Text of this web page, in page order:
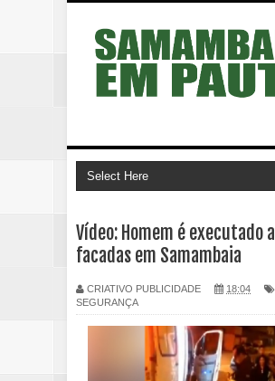
Vídeo: Homem é executado a
facadas em Samambaia
CRIATIVO PUBLICIDADE
18:04
SEGURANÇA